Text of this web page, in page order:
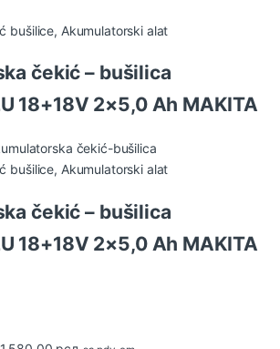
bušilice, Akumulatorski alat
čekić – bušilica
18+18V 2×5,0 Ah MAKITA
bušilice, Akumulatorski alat
čekić – bušilica
18+18V 2×5,0 Ah MAKITA